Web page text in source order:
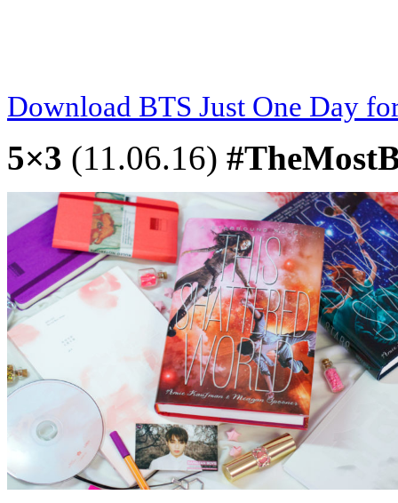
Download BTS Just One Day
5×3 (11.06.16)